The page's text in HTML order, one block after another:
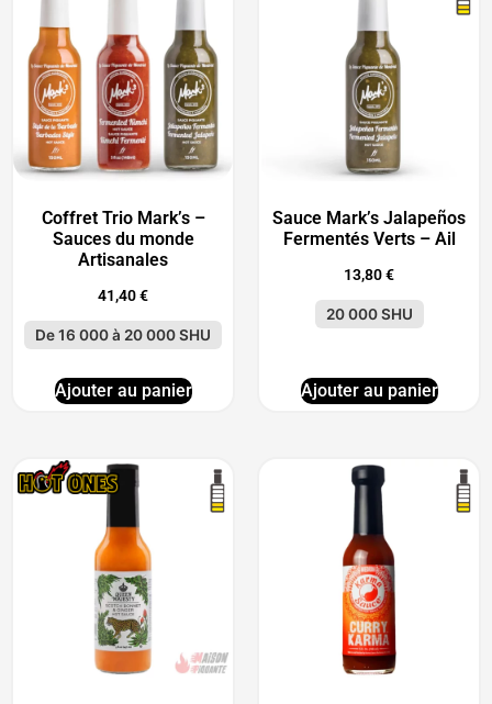
Coffret Trio Mark’s –
Sauces du monde
Artisanales
41,40€
De 16 000 à 20 000 SHU
Ajouter au panier
Sauce Mark’s Jalapeños
Fermentés Verts – Ail
13,80€
20 000 SHU
Ajouter au panier